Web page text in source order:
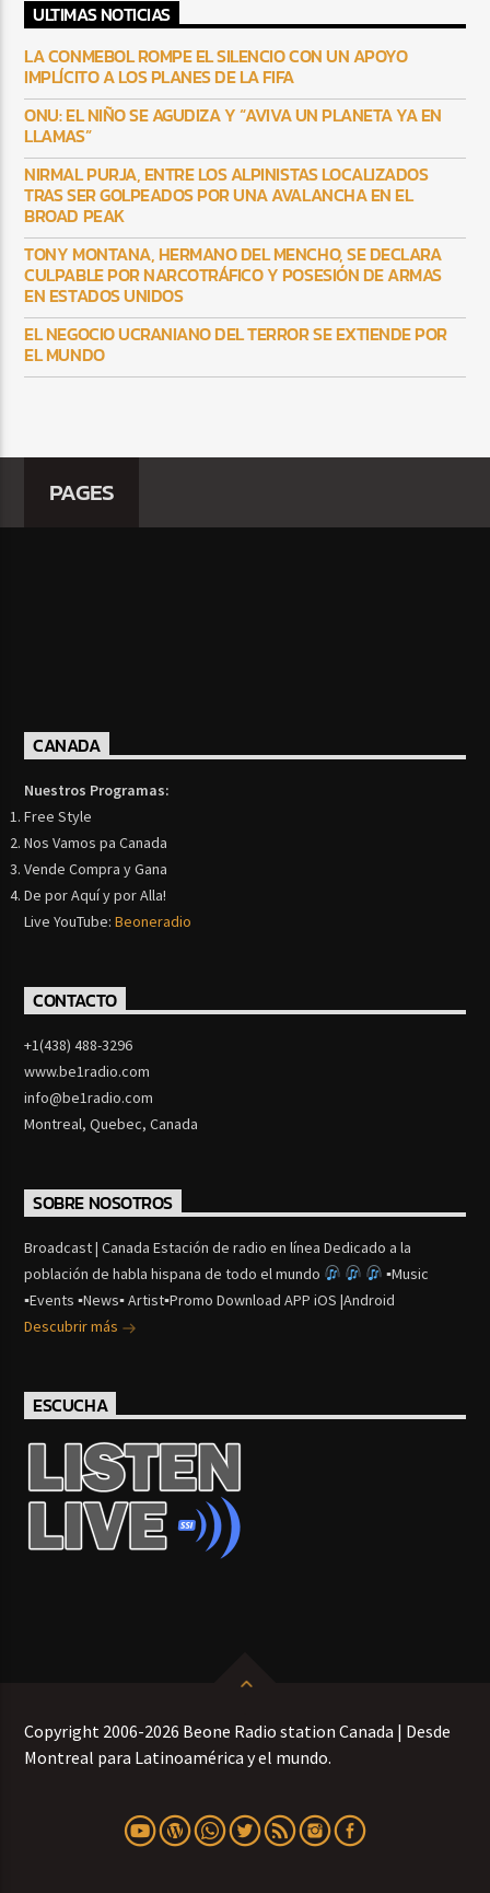
ULTIMAS NOTICIAS
LA CONMEBOL ROMPE EL SILENCIO CON UN APOYO
IMPLÍCITO A LOS PLANES DE LA FIFA
ONU: EL NIÑO SE AGUDIZA Y “AVIVA UN PLANETA YA EN
LLAMAS”
NIRMAL PURJA, ENTRE LOS ALPINISTAS LOCALIZADOS
TRAS SER GOLPEADOS POR UNA AVALANCHA EN EL
BROAD PEAK
TONY MONTANA, HERMANO DEL MENCHO, SE DECLARA
CULPABLE POR NARCOTRÁFICO Y POSESIÓN DE ARMAS
EN ESTADOS UNIDOS
EL NEGOCIO UCRANIANO DEL TERROR SE EXTIENDE POR
EL MUNDO
PAGES
CANADA
Nuestros Programas:
Free Style
Nos Vamos pa Canada
Vende Compra y Gana
De por Aquí y por Alla!
Live YouTube:Beoneradio
CONTACTO
+1(438) 488-3296
www.be1radio.com
info@be1radio.com
Montreal, Quebec, Canada
SOBRE NOSOTROS
Broadcast | Canada Estación de radio en línea Dedicado a la
población de habla hispana de todo el mundo
▪Music
▪Events ▪News▪ Artist▪Promo Download APP iOS |Android
Descubrir más
ESCUCHA
Copyright 2006-2026 Beone Radio station Canada | Desde
Montreal para Latinoamérica y el mundo.